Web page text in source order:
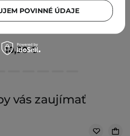
C EX Cream - Krém na tvár s
10,90 €
vás zaujímať
POVINNÉ ÚDAJE